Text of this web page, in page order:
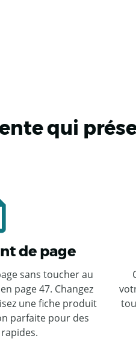
qui
de page
sans toucher au
page 47. Changez
une fiche produit
parfaite pour des